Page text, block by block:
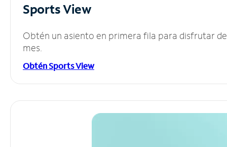
Sports View
Obtén un asiento en primera fila para disfrutar
mes.
Obtén Sports View